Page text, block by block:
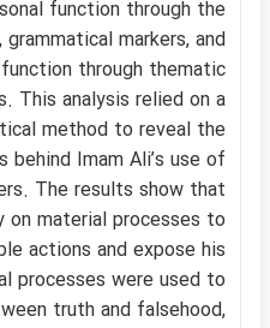
function through the
markers, and
through thematic
This analysis relied on a
method to reveal the
Imam Ali’s use of
The results show that
on material processes to
actions and expose his
processes were used to
truth and falsehood,